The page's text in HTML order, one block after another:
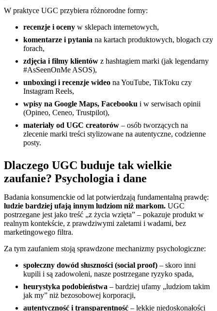
W praktyce UGC przybiera różnorodne formy:
recenzje i oceny w sklepach internetowych,
komentarze i pytania na kartach produktowych, blogach czy
forach,
zdjęcia i filmy klientów z hashtagiem marki (jak legendarny
#AsSeenOnMe ASOS),
unboxingi i recenzje wideo na YouTube, TikToku czy
Instagram Reels,
wpisy na Google Maps, Facebooku i w serwisach opinii
(Opineo, Ceneo, Trustpilot),
materiały od UGC creatorów – osób tworzących na
zlecenie marki treści stylizowane na autentyczne, codzienne
posty.
Dlaczego UGC buduje tak wielkie
zaufanie? Psychologia i dane
Badania konsumenckie od lat potwierdzają fundamentalną prawdę:
ludzie bardziej ufają innym ludziom niż markom. UGC
postrzegane jest jako treść „z życia wzięta” – pokazuje produkt w
realnym kontekście, z prawdziwymi zaletami i wadami, bez
marketingowego filtra.
Za tym zaufaniem stoją sprawdzone mechanizmy psychologiczne:
społeczny dowód słuszności (social proof) – skoro inni
kupili i są zadowoleni, nasze postrzegane ryzyko spada,
heurystyka podobieństwa – bardziej ufamy „ludziom takim
jak my” niż bezosobowej korporacji,
autentyczność i transparentność – lekkie niedoskonałości